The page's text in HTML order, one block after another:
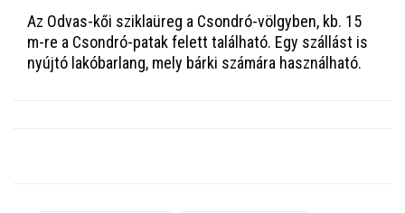
Az Odvas-kői sziklaüreg a Csondró-völgyben, kb. 15
m-re a Csondró-patak felett található. Egy szállást is
nyújtó lakóbarlang, mely bárki számára használható.